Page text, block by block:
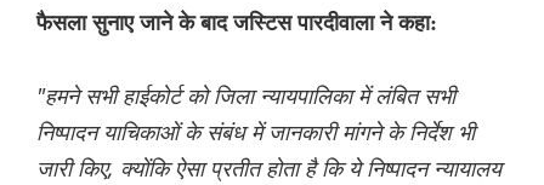
फैसला सुनाए जाने के बाद जस्टिस पारदीवाला ने कहा:
"हमने सभी हाईकोर्ट को जिला न्यायपालिका में लंबित सभी
निष्पादन याचिकाओं के संबंध में जानकारी मांगने के निर्देश भी
जारी किए, क्योंकि ऐसा प्रतीत होता है कि ये निष्पादन न्यायालय